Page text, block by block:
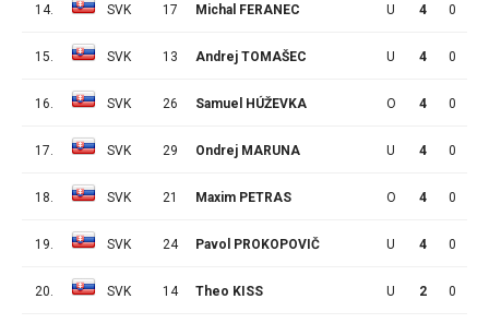
14. SVK 17 Michal FERANEC U 4 0
15. SVK 13 Andrej TOMAŠEC U 4 0
16. SVK 26 Samuel HÚŽEVKA O 4 0
17. SVK 29 Ondrej MARUNA U 4 0
18. SVK 21 Maxim PETRAS O 4 0
19. SVK 24 Pavol PROKOPOVIČ U 4 0
20. SVK 14 Theo KISS U 2 0